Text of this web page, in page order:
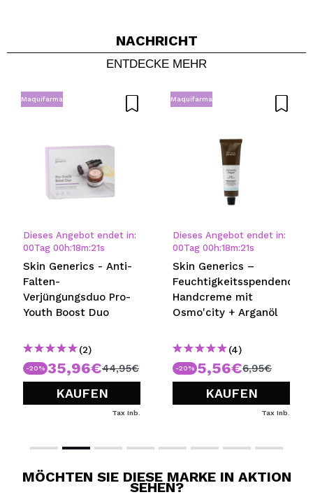
Durch die Erstellung eines Kontos bei Maquillalia.de
können Sie Ihre Einkäufe schnell tätigen, den Status Ihrer
einsehen.
BENUTZERKONTO ERSTELLEN
NACHRICHT
ENTDECKE MEHR
Maquifarma
Dieses Angebot endet in:
00Tag 00 h:18m:20s
Skin Generics - Anti-
Falten-
Verjüngungsduo Pro-
Youth Boost Duo
(2)
-20% 35,96€44,95€
KAUFEN
Tax Inb.
Maquifarma
Dieses Angebot endet in:
00Tag 00 h:18m:20s
Skin Generics –
Feuchtigkeitsspendende
Handcreme mit
Osmo'city + Arganöl
(4)
-20% 5,56€6,95€
KAUFEN
Tax Inb.
MÖCHTEN SIE DIESE MARKE IN AKTION
SEHEN?